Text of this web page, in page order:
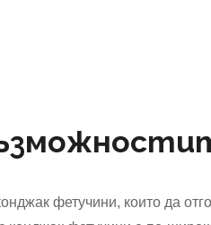
фетучини, които да